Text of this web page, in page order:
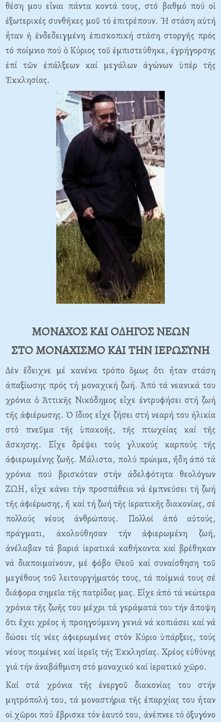
θέση μου εἶναι πάντα κοντά τους, στό βαθμό πού οἱ
ἐξωτερικές συνθῆκες μοῦ τό ἐπιτρέπουν. Ἡ στάση αὐτή
ἦταν ἡ ἐνδεδειγμένη ἐπισκοπική στάση στοργῆς πρός
τό ποίμνιο πού ὁ Κύριος τοῦ ἐμπιστεύθηκε, ἐγρήγορσης
ἐπί τῶν ἐπάλξεων καί μεγάλων ἀγώνων ὑπέρ τῆς
Ἐκκλησίας.
ΜΟΝΑΧΟΣ ΚΑΙ ΟΔΗΓΟΣ ΝΕΩΝ
ΣΤΟ ΜΟΝΑΧΙΣΜΟ ΚΑΙ ΤΗΝ ΙΕΡΩΣΥΝΗ
Δέν ἔδειχνε μέ κανένα τρόπο ὅμως ὄτι ἦταν στάση
ἀπαξίωσης πρός τή μοναχική ζωή. Ἀπό τά νεανικά του
χρόνια ὁ Ἀττικῆς Νικόδημος εἶχε ἐντρυφήσει στή ζωή
τῆς ἀφιέρωσης. Ὁ ἴδιος εἶχε ζήσει στή νεαρή του ἡλικία
στό πνεῦμα τῆς ὑπακοῆς, τῆς πτωχείας καί τῆς
ἄσκησης. Εἶχε δρέψει τούς γλυκούς καρπούς τῆς
ἀφιερωμένης ζωῆς. Μάλιστα, πολύ πρώιμα, ἤδη ἀπό τά
χρόνια πού βρισκόταν στήν ἀδελφότητα θεολόγων
ΖΩΗ, εἶχε κάνει τήν προσπάθεια νά ἐμπνεύσει τή ζωή
τῆς ἀφιέρωσης, ἤ καί τή ζωή τῆς ἱερατικῆς διακονίας, σέ
πολλούς νέους ἀνθρώπους. Πολλοί ἀπό αὐτούς,
πράγματι, ἀκολούθησαν τήν ἀφιερωμένη ζωή,
ἀνέλαβαν τά βαριά ἱερατικά καθήκοντα καί βρέθηκαν
νά διαποιμαίνουν, μέ φόβο Θεοῦ καί συναίσθηση τοῦ
μεγέθους τοῦ λειτουργήματός τους, τά ποίμνιά τους σέ
διάφορα σημεῖα τῆς πατρίδας μας. Εἶχε ἀπό τά νεώτερα
χρόνια τῆς ζωῆς του μέχρι τά γεράματά του τήν ἄποψη
ὅτι ἔχει χρέος ἡ προηγούμενη γενιά νά κοπιάσει καί νά
δώσει τίς νέες ἀφιερωμένες στόν Κύριο ὑπάρξεις, τούς
νέους ποιμένες καί ἱερεῖς τῆς Ἐκκλησίας. Χρέος εὐθύνης
γιά τήν ἀναβάθμιση στό μοναχικό καί ἱερατικό χῶρο.
Καί στά χρόνια τῆς ἐνεργοῦ διακονίας του στήν
μητρόπολή του, τά μοναστήρια τῆς ἐπαρχίας του ἦταν
οἱ χῶροι πού ἔβρισκε τόν ἑαυτό του, ἀνέπνεε τό ὀξυγόνο